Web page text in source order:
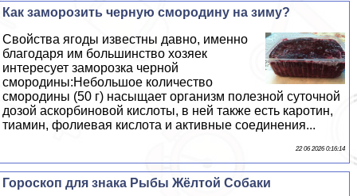
Как заморозить черную смородину на зиму?
Свойства ягоды известны давно, именно
благодаря им большинство хозяек
интересует заморозка черной
смородины:Небольшое количество
смородины (50 г) насыщает организм полезной суточной
дозой аскорбиновой кислоты, в ней также есть каротин,
тиамин, фолиевая кислота и активные соединения...
22 06 2026 0:16:14
Гороскоп для знака Рыбы Жёлтой Собаки